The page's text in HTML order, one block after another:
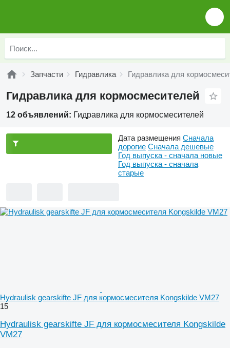
Запчасти Гидравлика Гидравлика для
Гидравлика для кормосмесителей
12 объявлений: Гидравлика для кормосмесителей
Дата размещения Сначала
дорогие Сначала дешевые
Год выпуска - сначала новые
Год выпуска - сначала
старые
Hydraulisk gearskifte JF для кормосмесителя Kongskilde VM27
15
Hydraulisk gearskifte JF для кормосмесителя Kongskilde
VM27